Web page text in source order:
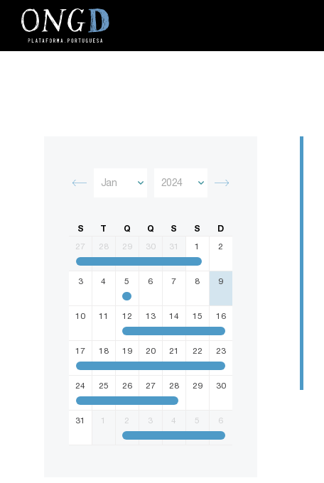
S T Q Q S S D
27 28 29 30 31 1 2
3 4 5 6 7 8 9
10 11 12 13 14 15 16
17 18 19 20 21 22 23
24 25 26 27 28 29 30
31 1 2 3 4 5 6